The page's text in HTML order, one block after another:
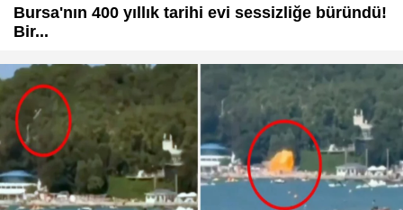
Bursa'nın 400 yıllık tarihi evi sessizliğe büründü!
Bir...